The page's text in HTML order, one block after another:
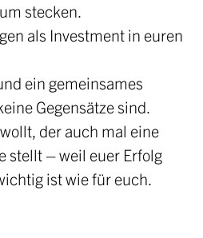
stecken.
als Investment in euren
ein gemeinsames
Gegensätze sind.
der auch mal eine
stellt – weil euer Erfolg
ist wie für euch.